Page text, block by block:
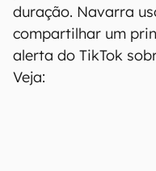
duração. Navarra
compartilhar um
alerta do TikTok
Veja: